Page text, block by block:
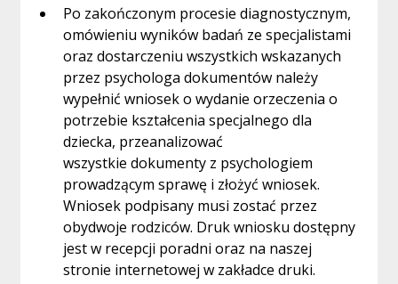
Po zakończonym procesie diagnostycznym,
omówieniu wyników badań ze specjalistami
oraz dostarczeniu wszystkich wskazanych
przez psychologa dokumentów należy
wypełnić wniosek o wydanie orzeczenia o
potrzebie kształcenia specjalnego dla
dziecka, przeanalizować
wszystkie dokumenty z psychologiem
prowadzącym sprawę i złożyć wniosek.
Wniosek podpisany musi zostać przez
obydwoje rodziców. Druk wniosku dostępny
jest w recepcji poradni oraz na naszej
stronie internetowej w zakładce druki.